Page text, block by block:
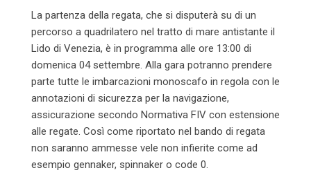
La partenza della regata, che si disputerà su di un
percorso a quadrilatero nel tratto di mare antistante il
Lido di Venezia, è in programma alle ore 13:00 di
domenica 04 settembre. Alla gara potranno prendere
parte tutte le imbarcazioni monoscafo in regola con le
annotazioni di sicurezza per la navigazione,
assicurazione secondo Normativa FIV con estensione
alle regate. Così come riportato nel bando di regata
non saranno ammesse vele non infierite come ad
esempio gennaker, spinnaker o code 0.